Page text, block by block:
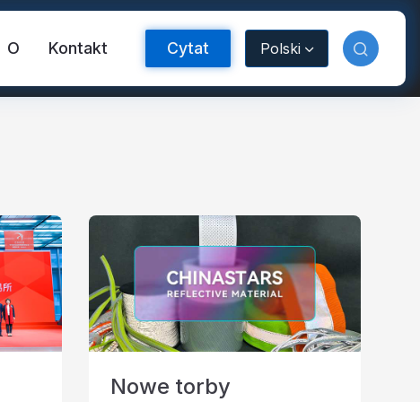
O Kontakt Cytat Polski
Taśma odblaskowa FR
Nowe torby